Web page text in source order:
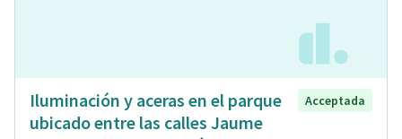
Iluminación y aceras en el parque
ubicado entre las calles Jaume
Acceptada